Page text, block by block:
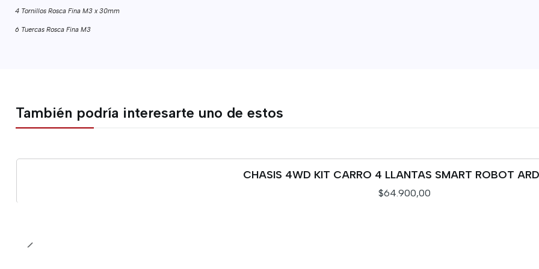
4 Tornillos Rosca Fina M3 x 30mm
6 Tuercas Rosca Fina M3
También podría interesarte uno de estos
CHASIS 4WD KIT CARRO 4 LLANTAS SMART ROBOT
$64.900,00